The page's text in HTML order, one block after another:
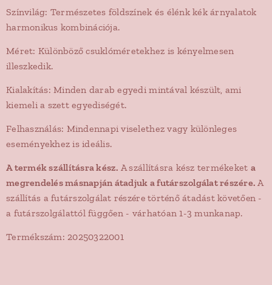
Színvilág: Természetes földszínek és élénk kék árnyalatok
harmonikus kombinációja.
Méret: Különböző csuklóméretekhez is kényelmesen
illeszkedik.
Kialakítás: Minden darab egyedi mintával készült, ami
kiemeli a szett egyediségét.
Felhasználás: Mindennapi viselethez vagy különleges
eseményekhez is ideális.
A termék szállításra kész. A szállításra kész termékeket a
megrendelés másnapján átadjuk a futárszolgálat részére.A
szállítás a futárszolgálat részére történő átadást követően -
a futárszolgálattól függően - várhatóan 1-3 munkanap.
Termékszám: 20250322001